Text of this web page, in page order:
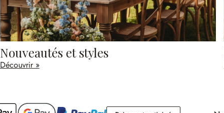
Nouveautés et styles
Découvrir »